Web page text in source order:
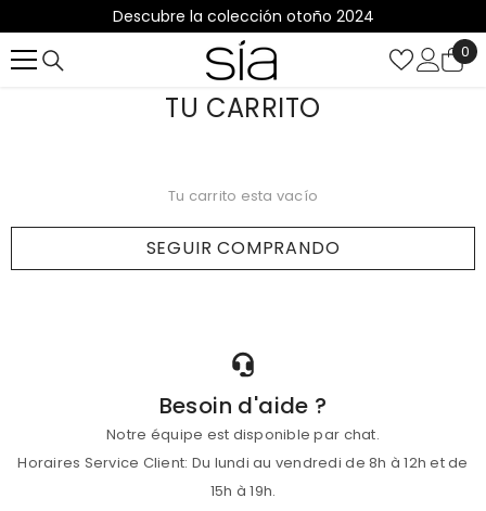
SALTAR AL CONTENIDO
Descubre la colección otoño 2024
0
0
TU CARRITO
Tu carrito esta vacío
SEGUIR COMPRANDO
Besoin d'aide ?
Notre équipe est disponible par chat.
Horaires Service Client: Du lundi au vendredi de 8h à 12h et de
15h à 19h.